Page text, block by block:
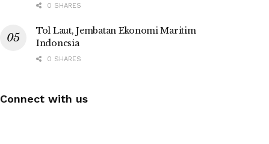
0 SHARES
Tol Laut, Jembatan Ekonomi Maritim
Indonesia
0 SHARES
Connect with us